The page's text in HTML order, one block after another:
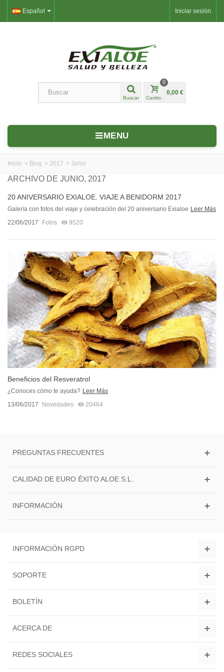
Iniciar sesión
Español
Buscar Carrito:
0
0,00 €
MENU
Inicio > Blog > 2017 > Junio
ARCHIVO DE JUNIO, 2017
20 ANIVERSARIO EXIALOE. VIAJE A BENIDORM 2017
Galería con fotos del viaje y celebración del 20 aniversario Exialoe Leer Más
22/06/2017
Fotos 9520
Beneficios del Resveratrol
¿Conoces cómo te ayuda? Leer Más
13/06/2017
Novedades 20464
PREGUNTAS FRECUENTES
CALIDAD DE EURO ÉXITO ALOE S.L.
INFORMACIÓN
INFORMACIÓN RGPD
SOPORTE
BOLETÍN
ACERCA DE
REDES SOCIALES